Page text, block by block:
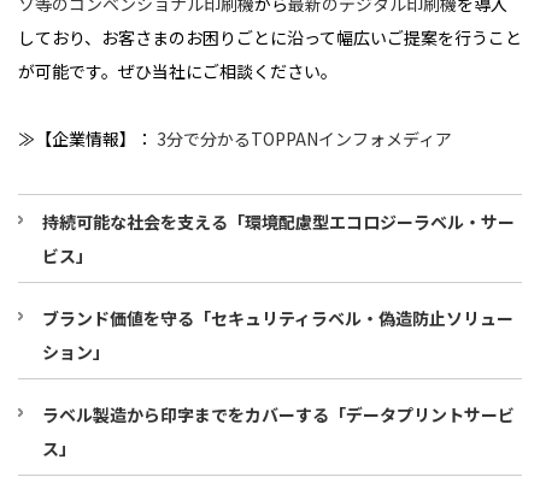
しており、お客さまのお困りごとに沿って幅広いご提案を行うこと
が可能です。ぜひ当社にご相談ください。
≫【企業情報】： 3分で分かるTOPPANインフォメディア
持続可能な社会を支える「環境配慮型エコロジーラベル・サー
ビス」
ブランド価値を守る「セキュリティラベル・偽造防止ソリュー
ション」
ラベル製造から印字までをカバーする「データプリントサービ
ス」